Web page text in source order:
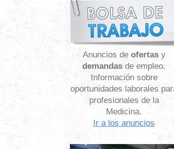
Anuncios de ofertasy
demandas de empleo.
Información sobre
oportunidades laborales
profesionales de la
Medicina.
Ir a los anuncios